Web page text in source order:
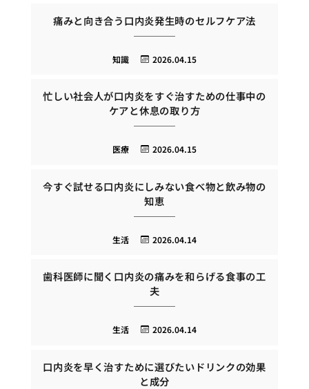
痛みと向き合う口内炎発生時のセルフケア法
2026.04.15
知識
忙しい社会人が口内炎をすぐ治すための仕事中の
ケアと休息の取り方
2026.04.15
医療
今すぐ試せる口内炎にしみない食べ物と飲み物の
知恵
2026.04.14
生活
歯科医師に聞く口内炎の痛みを和らげる食事の工
夫
2026.04.14
生活
口内炎を早く治すために選びたいドリンクの効果
と成分